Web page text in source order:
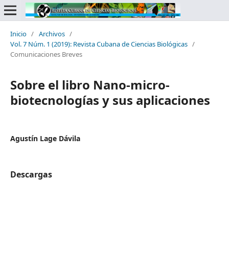
Inicio / Archivos /
Vol. 7 Núm. 1 (2019): Revista Cubana de Ciencias Biológicas /
Comunicaciones Breves
Sobre el libro Nano-micro-
biotecnologías y sus aplicaciones
Agustín Lage Dávila
Descargas